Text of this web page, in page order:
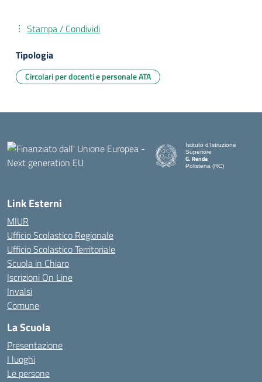
Stampa / Condividi
Tipologia
Circolari per docenti e personale ATA
Istituto d'Istruzione
Superiore
G. Renda
Polistena (RC)
Link Esterni
MIUR
Ufficio Scolastico Regionale
Ufficio Scolastico Territoriale
Scuola in Chiaro
Iscrizioni On Line
Invalsi
Comune
La Scuola
Presentazione
I luoghi
Le persone